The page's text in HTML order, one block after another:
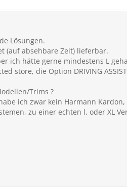
Lösungen.
(auf absehbare Zeit) lieferbar.
ich hätte gerne mindestens L
store, die Option DRIVING
Trims ?
ich zwar kein Harmann
zu einer echten l, oder XL